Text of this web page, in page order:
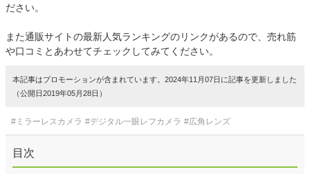
ださい。
また通販サイトの最新人気ランキングのリンクがあるので、売れ筋
や口コミとあわせてチェックしてみてください。
本記事はプロモーションが含まれています。2024年11月07日に記事を更新しました
（公開日2019年05月28日）
#ミラーレスカメラ #デジタル一眼レフカメラ #広角レンズ
目次